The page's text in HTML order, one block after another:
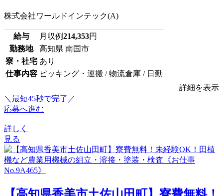
株式会社ワールドインテック(A)
給与 月収例214,353円
勤務地
高知県 南国市
寮・社宅 あり
仕事内容 ピッキング・運搬 / 物流倉庫 / 日勤
詳細を表示
＼最短45秒で完了／
応募へ進む
詳しく
見る